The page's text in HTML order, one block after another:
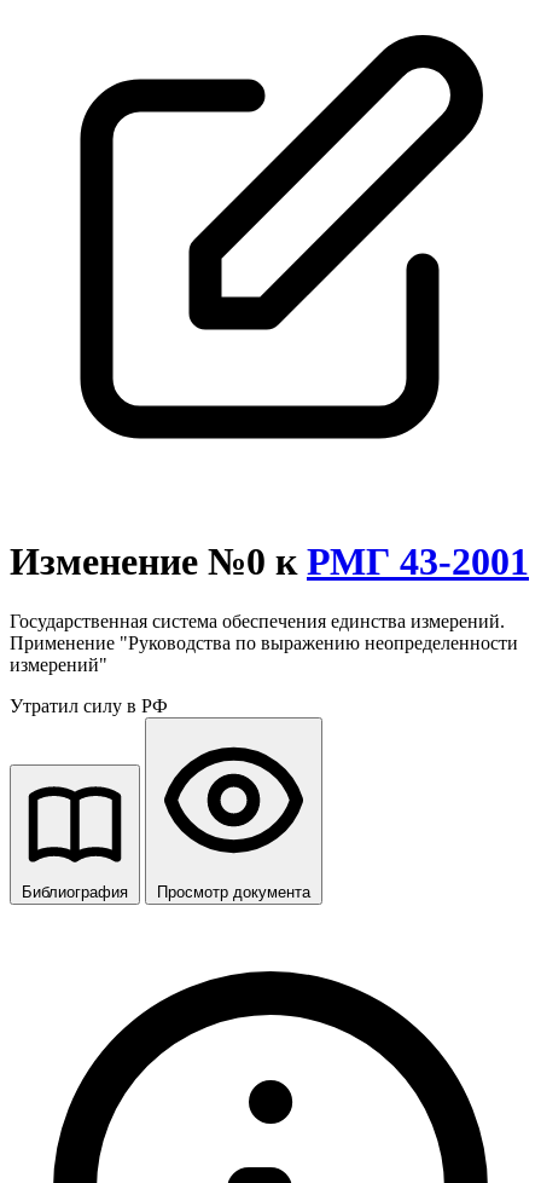
Изменение №0 кРМГ 43-2001
Государственная система обеспечения единства измерений.
Применение "Руководства по выражению неопределенности
измерений"
Утратил силу в РФ
Библиография Просмотр документа